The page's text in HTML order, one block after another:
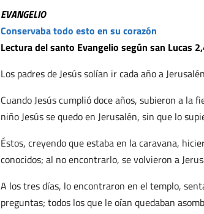
EVANGELIO
Conservaba todo esto en su corazón
Lectura del santo Evangelio según san Lucas
Los padres de Jesús solían ir cada año a
Cuando Jesús cumplió doce años, subieron a
niño Jesús se quedo en Jerusalén, sin que lo
Éstos, creyendo que estaba en la caravana,
conocidos; al no encontrarlo, se volvieron a
A los tres días, lo encontraron en el templo,
preguntas; todos los que le oían quedaban